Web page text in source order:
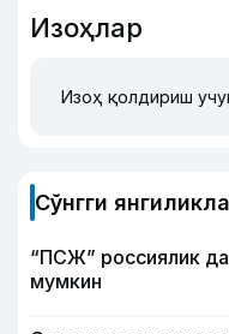
Изоҳлар
Изоҳ қолдириш
Сўнгги
“ПСЖ” россиялик
мумкин